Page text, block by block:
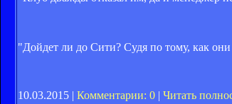
"Дойдет ли до Сити? Судя по тому, как
10.03.2015 | Комментарии: 0 | Читать